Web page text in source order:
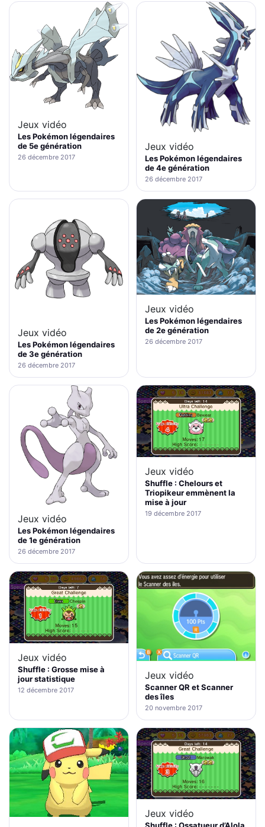
Jeux vidéo
Les Pokémon légendaires
de 5e génération
26 décembre 2017
Jeux vidéo
Les Pokémon légendaires
de 4e génération
26 décembre 2017
Jeux vidéo
Les Pokémon légendaires
de 3e génération
26 décembre 2017
Jeux vidéo
Les Pokémon légendaires
de 2e génération
26 décembre 2017
Jeux vidéo
Les Pokémon légendaires
de 1e génération
26 décembre 2017
Jeux vidéo
Shuffle : Chelours et
Triopikeur emmènent la
mise à jour
19 décembre 2017
Jeux vidéo
Shuffle : Grosse mise à
jour statistique
12 décembre 2017
Jeux vidéo
Scanner QR et Scanner
des îles
20 novembre 2017
Jeux vidéo